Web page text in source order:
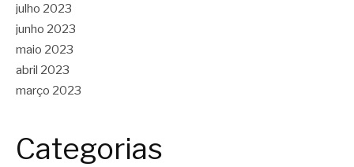
julho 2023
junho 2023
maio 2023
abril 2023
março 2023
Categorias